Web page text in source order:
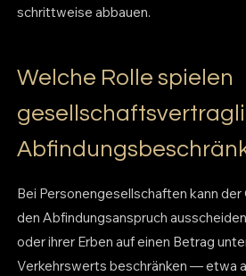
schrittweise abbauen.
Welche Rolle spielen
Bei Personengesellschaften kann
den Abfindungsanspruch
oder ihrer Erben auf einen Betrag
Verkehrswerts beschränken — etwa